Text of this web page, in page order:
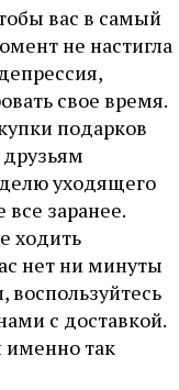
вас в самый
не настигла
свое время.
подарков
уходящего
все заранее.
ходить
нет ни минуты
с доставкой.
так